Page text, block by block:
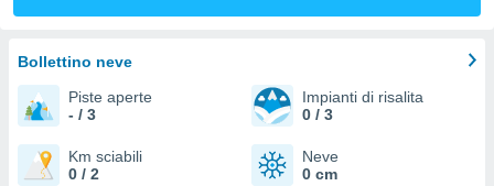
di
Web
le
Bollettino neve
Piste aperte
- / 3
Impianti di risalita
0 / 3
Km sciabili
0 / 2
Neve
0 cm